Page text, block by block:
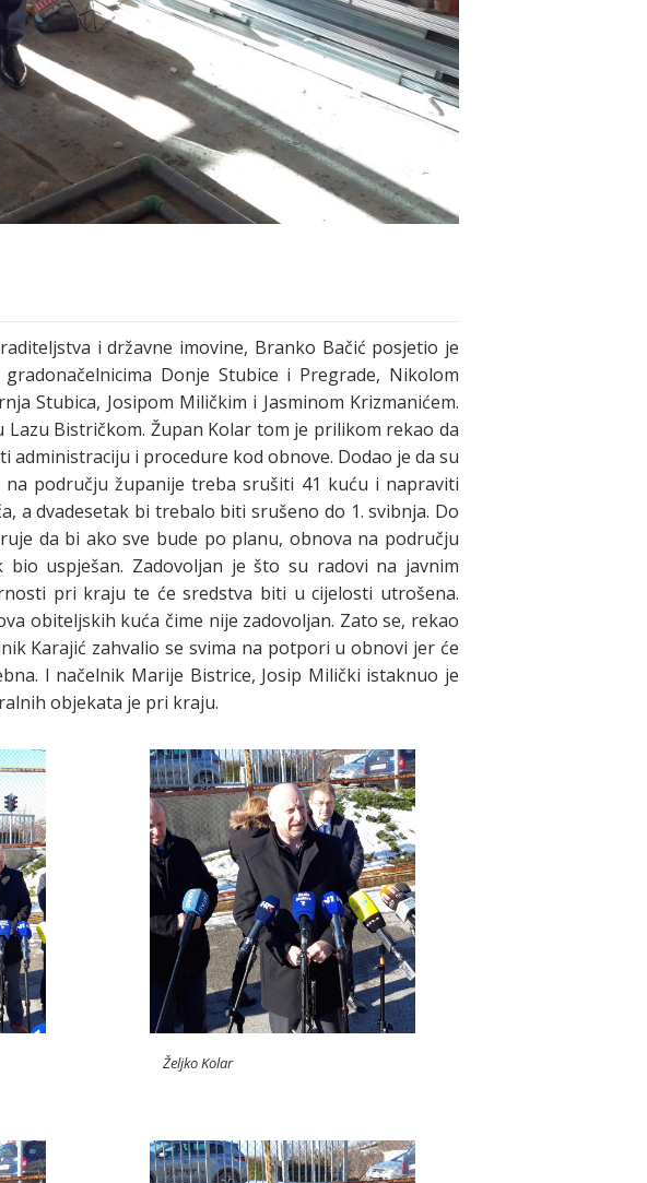
i državne imovine, Branko Bačić posjetio je
Donje Stubice i Pregrade, Nikolom
Stubica, Josipom Miličkim i Jasminom Krizmanićem.
Bistričkom. Župan Kolar tom je prilikom rekao da
i procedure kod obnove. Dodao je da su
području županije treba srušiti 41 kuću i napraviti
a dvadesetak bi trebalo biti srušeno do 1. svibnja. Do
da bi ako sve bude po planu, obnova na području
uspješan. Zadovoljan je što su radovi na javnim
pri kraju te će sredstva biti u cijelosti utrošena.
obiteljskih kuća čime nije zadovoljan. Zato se, rekao
Karajić zahvalio se svima na potpori u obnovi jer će
I načelnik Marije Bistrice, Josip Milički istaknuo je
objekata je pri kraju.
Željko Kolar